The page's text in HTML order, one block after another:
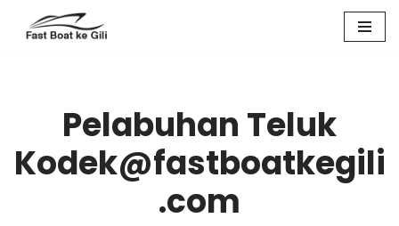
Pelabuhan Teluk
Kodek@fastboatkegili
.com